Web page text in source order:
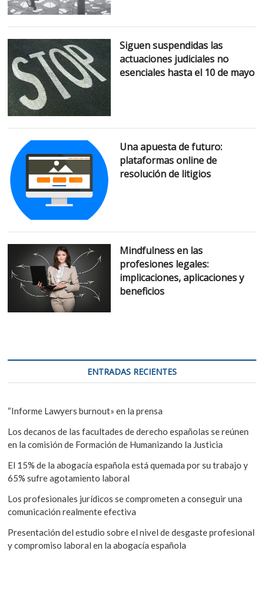
Siguen suspendidas las
actuaciones judiciales no
esenciales hasta el 10 de mayo
Una apuesta de futuro:
plataformas online de
resolución de litigios
Mindfulness en las
profesiones legales:
implicaciones, aplicaciones y
beneficios
ENTRADAS RECIENTES
“Informe Lawyers burnout» en la prensa
Los decanos de las facultades de derecho españolas se reúnen
en la comisión de Formación de Humanizando la Justicia
El 15% de la abogacía española está quemada por su trabajo y
65% sufre agotamiento laboral
Los profesionales jurídicos se comprometen a conseguir una
comunicación realmente efectiva
Presentación del estudio sobre el nivel de desgaste profesional
y compromiso laboral en la abogacía española